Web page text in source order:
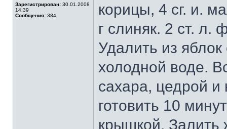
Зарегистрирован: 30.01.2008
14:39
Сообщения: 384
корицы, 4 сг. и.
г слиняк. 2 ст. л.
Удалить из
холодной воде.
сахара, цедрой и
готовить 10
крышкой. Залить